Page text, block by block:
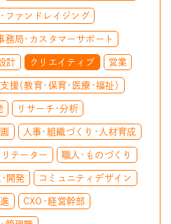
ファンドレイジング
務局・カスタマーサポート
計 クリエイティブ 営業
援（教育・保育・医療・福祉）
リサーチ・分析
人事・組織づくり・人材育成
リテーター 職人・ものづくり
開発 コミュニティデザイン
CXO・経営幹部